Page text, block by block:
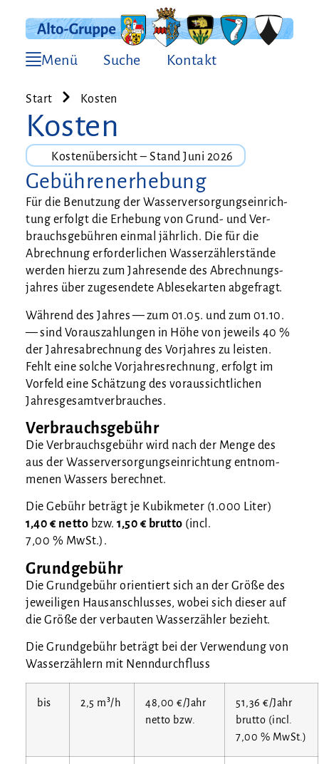
Menü Suche Kontakt
Start Kosten
Kosten
Kos­ten­über­sicht – Stand Juni 2026
Gebührenerhebung
Für die Benut­zung der Was­ser­ver­sor­gungs­ein­rich­
tung erfolgt die Erhe­bung von Grund- und Ver­
brauchs­ge­büh­ren ein­mal jähr­lich. Die für die
Abrech­nung erfor­der­li­chen Was­ser­zäh­ler­stän­de
wer­den hier­zu zum Jah­res­en­de des Abrech­nungs­
jah­res über zuge­sen­de­te Able­se­kar­ten abgefragt.
Wäh­rend des Jah­res — zum 01.05. und zum 01.10.
— sind Vor­aus­zah­lun­gen in Höhe von jeweils 40 %
der Jah­res­ab­rech­nung des Vor­jah­res zu leis­ten.
Fehlt eine sol­che Vor­jah­res­rech­nung, erfolgt im
Vor­feld eine Schät­zung des vor­aus­sicht­li­chen
Jahresgesamtverbrauches.
Verbrauchsgebühr
Die Ver­brauchs­ge­bühr wird nach der Men­ge des
aus der Was­ser­ver­sor­gungs­ein­rich­tung ent­nom­
me­nen Was­sers berechnet.
Die Gebühr beträgt je Kubik­me­ter (1.000 Liter)
1,40 € net­to bzw. 1,50 € brut­to (incl.
7,00 % MwSt.).
Grundgebühr
Die Grund­ge­bühr ori­en­tiert sich an der Grö­ße des
jewei­li­gen Haus­an­schlus­ses, wobei sich die­ser auf
die Grö­ße der ver­bau­ten Was­ser­zäh­ler bezieht.
Die Grund­ge­bühr beträgt bei der Ver­wen­dung von
Was­ser­zäh­lern mit Nenndurchfluss
bis 2,5 m³/h
48,00 €/Jahr
net­to bzw.
51,36 €/Jahr
brut­to (incl.
7,00 % MwSt.)